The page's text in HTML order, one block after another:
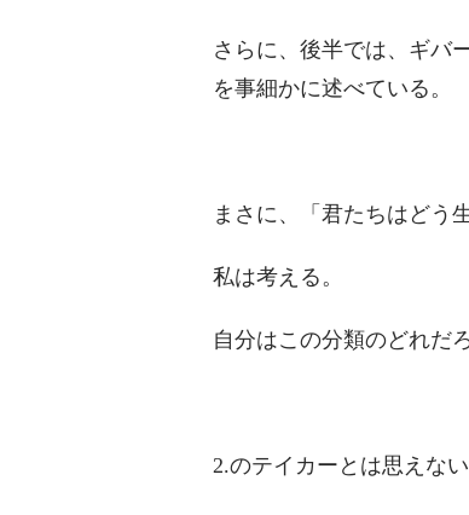
さらに、後半では、ギバ
を事細かに述べている。
まさに、「君たちはどう
私は考える。
自分はこの分類のどれだ
2.のテイカーとは思えない